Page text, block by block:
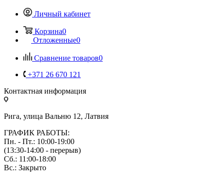
Личный кабинет
Корзина0
Отложенные0
Сравнение товаров0
+371 26 670 121
Контактная информация
Рига, улица Вальню 12, Латвия
ГРАФИК РАБОТЫ:
Пн. - Пт.: 10:00-19:00
(13:30-14:00 - перерыв)
Сб.: 11:00-18:00
Вс.: Закрыто